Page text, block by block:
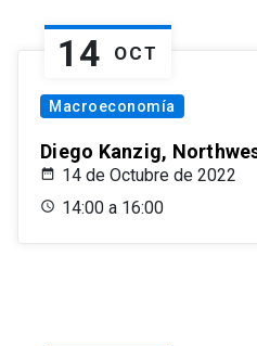
14 OCT
Macroeconomía
Diego Kanzig,
14 de Octubre de 2022
14:00 a 16:00